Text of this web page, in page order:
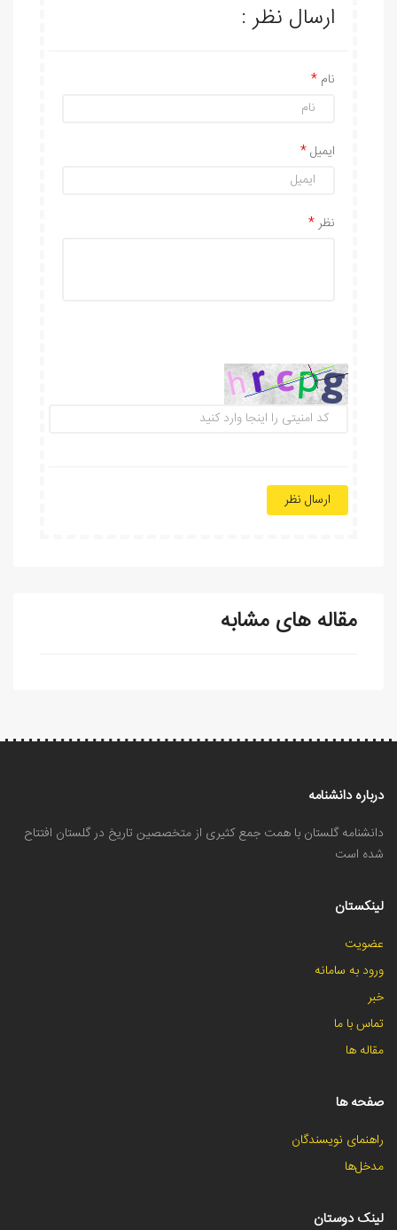
ارسال نظر :
نام
ایمیل
نظر
ارسال نظر
مقاله های مشابه
درباره دانشنامه
دانشنامه گلستان با همت جمع کثیری از متخصصین تاریخ در گلستان افتتاح
شده است
لینکستان
عضویت
ورود به سامانه
خبر
تماس با ما
مقاله ها
صفحه ها
راهنمای نویسندگان
مدخل‌ها
لینک دوستان